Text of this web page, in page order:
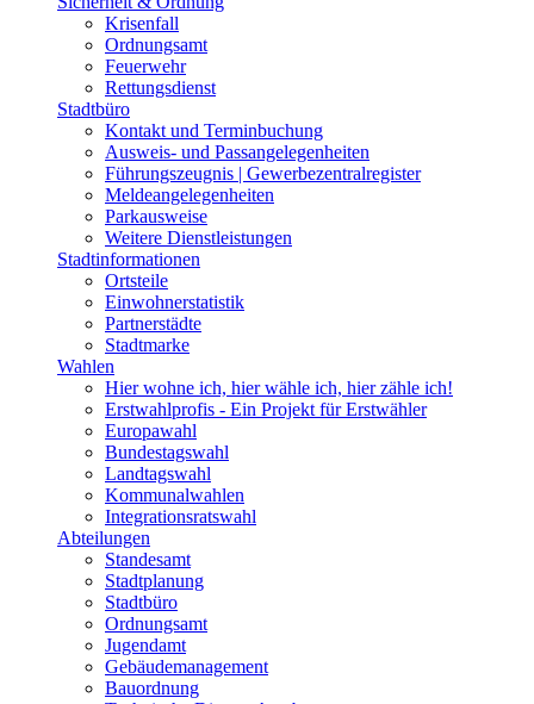
Krisenfall
Ordnungsamt
Feuerwehr
Rettungsdienst
Stadtbüro
Kontakt und Terminbuchung
Ausweis- und Passangelegenheiten
Führungszeugnis | Gewerbezentralregister
Meldeangelegenheiten
Parkausweise
Weitere Dienstleistungen
Stadtinformationen
Ortsteile
Einwohnerstatistik
Partnerstädte
Stadtmarke
Wahlen
Hier wohne ich, hier wähle ich, hier zähle ich!
Erstwahlprofis - Ein Projekt für Erstwähler
Europawahl
Bundestagswahl
Landtagswahl
Kommunalwahlen
Integrationsratswahl
Abteilungen
Standesamt
Stadtplanung
Stadtbüro
Ordnungsamt
Jugendamt
Gebäudemanagement
Bauordnung